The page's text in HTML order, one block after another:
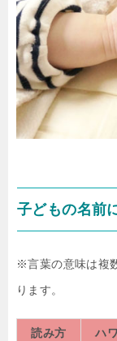
子どもの名前
※言葉の意味は複
ります。
読み方
ハ